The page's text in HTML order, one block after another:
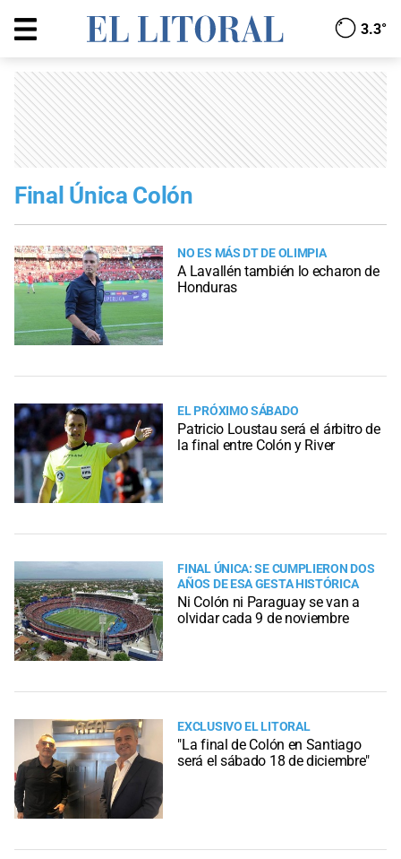
3.3°
Final Única Colón
NO ES MÁS DT DE OLIMPIA
A Lavallén también lo echaron de
Honduras
EL PRÓXIMO SÁBADO
Patricio Loustau será el árbitro de
la final entre Colón y River
FINAL ÚNICA: SE CUMPLIERON DOS
AÑOS DE ESA GESTA HISTÓRICA
Ni Colón ni Paraguay se van a
olvidar cada 9 de noviembre
EXCLUSIVO EL LITORAL
"La final de Colón en Santiago
será el sábado 18 de diciembre"